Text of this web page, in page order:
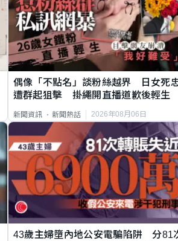
偶像「不點名」談粉絲越界 日女死
遭群起狙擊 掛繩開直播道歉後輕生
新聞資訊 新聞熱話 2026年08月06日
43歲主婦墮內地公安電騙陷阱 分81